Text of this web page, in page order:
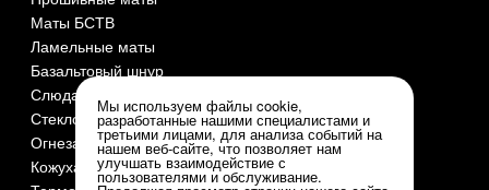
Маты БСТВ
Ламельные маты
Базальтовый шнур
Слюда СМОГ
Стеклоткань
Огнезащита и огнеупоры
Кожуха оцинкованные
Мы используем файлы cookie,
разработанные нашими специалистами и
третьими лицами, для анализа событий на
нашем веб-сайте, что позволяет нам
улучшать взаимодействие с
пользователями и обслуживание.